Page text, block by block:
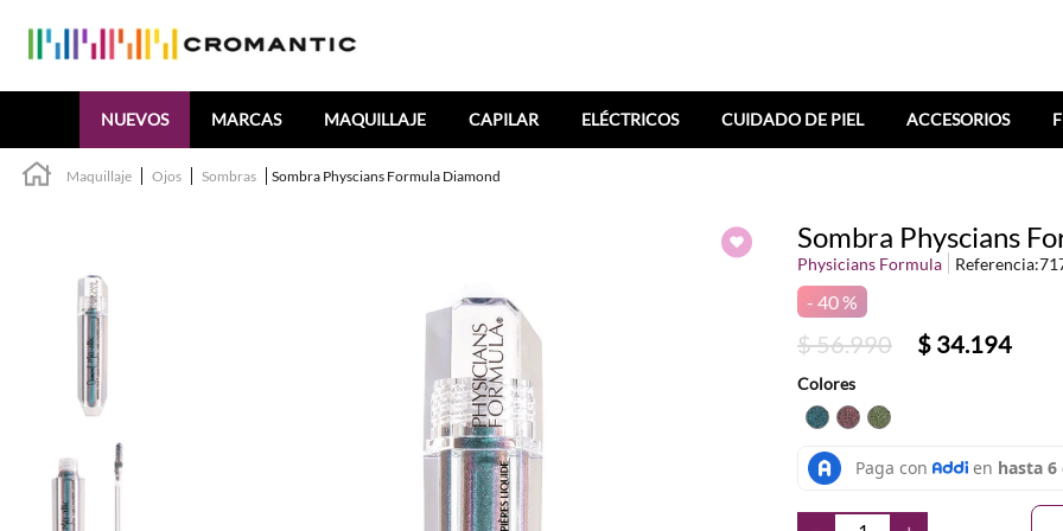
NUEVOS MARCAS MAQUILLAJE CAPILAR ELÉCTRICOS CUIDADO DE PIEL ACCESORIOS
Maquillaje Ojos Sombras Sombra Physcians Formula Diamond
Sombra Physcians
Physicians Formula Referencia:
40 %
$56.990 $ 34.194
Colores
TEXTURA_44386122628
TEXTURA_44386119451